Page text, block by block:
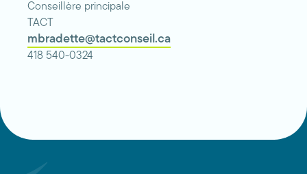
Conseillère principale
TACT
mbradette@tactconseil.ca
418 540-0324